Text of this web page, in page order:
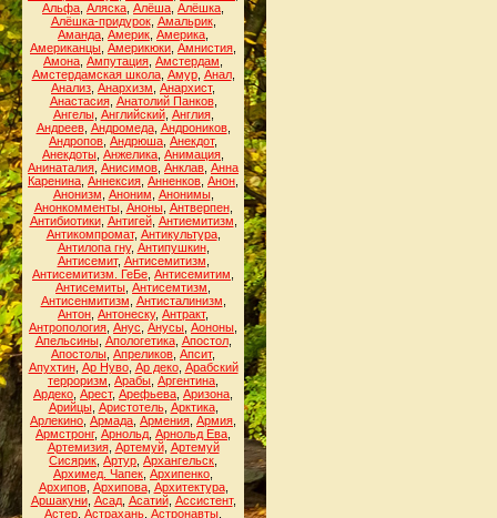
Альфа Аляска Алёша Алёшка
Алёшка-придурок, Амальрик,
Аманда Америк Америка
Американцы Америкюки Амнистия
Амона Ампутация Амстердам
Амстердамская школа, Амур, Анал,
Анализ Анархизм Анархист,
Анастасия, Анатолий Панков,
Ангелы, Английский, Англия,
Андреев, Андромеда, Андроников,
Андропов Андрюша Анекдот,
Анекдоты Анжелика Анимация
Анинаталия Анисимов Анклав Анна
Каренина Аннексия Анненков Анон
Анонизм Аноним Анонимы,
Анонкомменты, Аноны, Антверпен,
Антибиотики, Антигей, Антиемитизм
Антикомпромат, Антикультура,
Антилопа гну, Антипушкин,
Антисемит, Антисемитизм
Антисемитизм. ГеБе Антисемитим
Антисемиты Антисемтизм
Антисенмитизм Антисталинизм
Антон Антонеску, Антракт,
Антропология Анус Анусы Аононы
Апельсины, Апологетика, Апостол,
Апостолы Апреликов Апсит,
Апухтин, Ар Нуво, Ар деко, Арабский
терроризм Арабы Аргентина
Ардеко Арест, Арефьева Аризона
Арийцы, Аристотель, Арктика,
Арлекино Армада Армения Армия
Армстронг, Арнольд Арнольд Ева
Артемизия, Артемуй, Артемуй
Сисярик Артур Архангельск
Архимед. Чапек Архипенко
Архипов, Архипова, Архитектура,
Аршакуни, Асад, Асатий, Ассистент,
Астер Астрахань Астронавты